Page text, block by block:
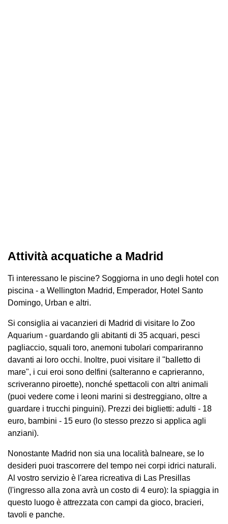
Attività acquatiche a Madrid
Ti interessano le piscine? Soggiorna in uno degli hotel con
piscina - a Wellington Madrid, Emperador, Hotel Santo
Domingo, Urban e altri.
Si consiglia ai vacanzieri di Madrid di visitare lo Zoo
Aquarium - guardando gli abitanti di 35 acquari, pesci
pagliaccio, squali toro, anemoni tubolari compariranno
davanti ai loro occhi. Inoltre, puoi visitare il "balletto di
mare", i cui eroi sono delfini (salteranno e caprieranno,
scriveranno piroette), nonché spettacoli con altri animali
(puoi vedere come i leoni marini si destreggiano, oltre a
guardare i trucchi pinguini). Prezzi dei biglietti: adulti - 18
euro, bambini - 15 euro (lo stesso prezzo si applica agli
anziani).
Nonostante Madrid non sia una località balneare, se lo
desideri puoi trascorrere del tempo nei corpi idrici naturali.
Al vostro servizio è l'area ricreativa di Las Presillas
(l'ingresso alla zona avrà un costo di 4 euro): la spiaggia in
questo luogo è attrezzata con campi da gioco, bracieri,
tavoli e panche.